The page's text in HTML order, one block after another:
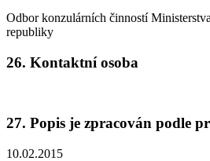
Odbor konzulárních činností
republiky
26. Kontaktní osoba
27. Popis je zpracován podle
10.02.2015